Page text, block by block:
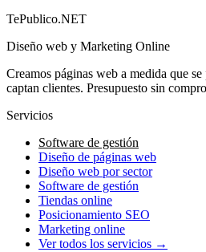
TePublico.NET
Diseño web y Marketing Online
Creamos páginas web a medida que
captan clientes. Presupuesto sin
Servicios
Software de gestión
Diseño de páginas web
Diseño web por sector
Software de gestión
Tiendas online
Posicionamiento SEO
Marketing online
Ver todos los servicios →